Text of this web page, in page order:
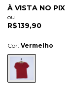
À VISTA NO PIX
ou
R$139,90
Cor: Vermelho